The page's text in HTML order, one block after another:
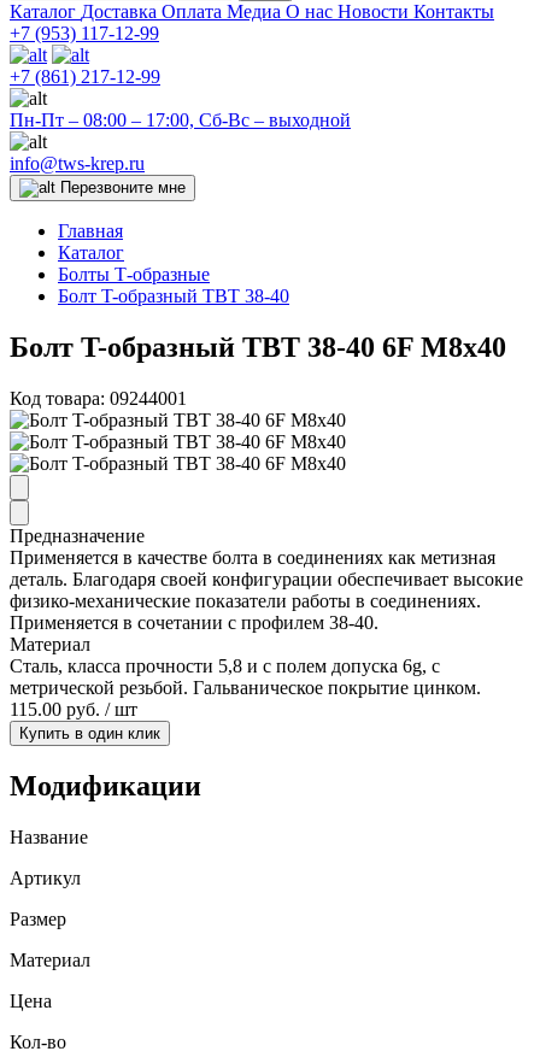
Каталог Доставка Оплата Медиа О нас Новости Контакты
+7 (953) 117-12-99
+7 (861) 217-12-99
Пн-Пт – 08:00 – 17:00, Сб-Вс – выходной
info@tws-krep.ru
Перезвоните мне
Главная
Каталог
Болты Т-образные
Болт T-образный TBT 38-40
Болт T-образный TBT 38-40 6F M8x40
Код товара: 09244001
Предназначение
Применяется в качестве болта в соединениях как метизная
деталь. Благодаря своей конфигурации обеспечивает высокие
физико-механические показатели работы в соединениях.
Применяется в сочетании с профилем 38-40.
Материал
Сталь, класса прочности 5,8 и с полем допуска 6g, с
метрической резьбой. Гальваническое покрытие цинком.
115.00 руб. / шт
Купить в один клик
Модификации
Название
Артикул
Размер
Материал
Цена
Кол-во